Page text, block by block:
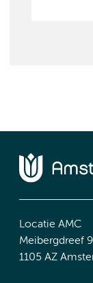
Locatie AMC
Meibergdreef 9
1105 AZ